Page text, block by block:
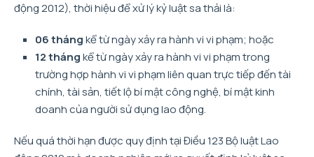
động 2012), thời hiệu để xử lý kỷ luật sa thải là:
06 thángkể từ ngày xảy ra hành vi vi phạm; hoặc
12 thángkể từ ngày xảy ra hành vi vi phạm trong
trường hợp hành vi vi phạm liên quan trực tiếp đến tài
chính, tài sản, tiết lộ bí mật công nghệ, bí mật kinh
doanh của người sử dụng lao động.
Nếu quá thời hạn được quy định tại Điều 123 Bộ luật Lao